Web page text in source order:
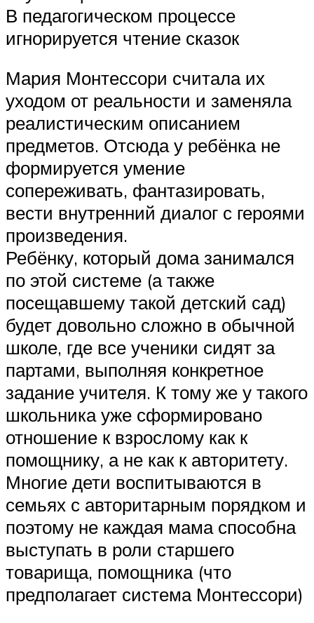
В педагогическом процессе
игнорируется чтение сказок
Мария Монтессори считала их
уходом от реальности и заменяла
реалистическим описанием
предметов. Отсюда у ребёнка не
формируется умение
сопереживать, фантазировать,
вести внутренний диалог с героями
произведения.
Ребёнку, который дома занимался
по этой системе (а также
посещавшему такой детский сад)
будет довольно сложно в обычной
школе, где все ученики сидят за
партами, выполняя конкретное
задание учителя. К тому же у такого
школьника уже сформировано
отношение к взрослому как к
помощнику, а не как к авторитету.
Многие дети воспитываются в
семьях с авторитарным порядком и
поэтому не каждая мама способна
выступать в роли старшего
товарища, помощника (что
предполагает система Монтессори)